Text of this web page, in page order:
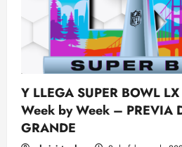
Y LLEGA SUPER BOWL
Week by Week – PREVIA
GRANDE